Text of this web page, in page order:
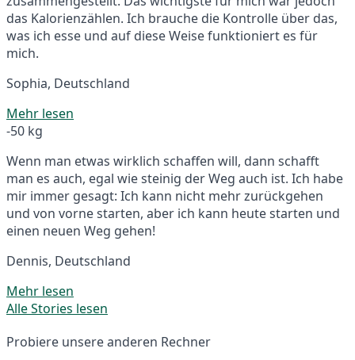
das Kalorienzählen. Ich brauche die Kontrolle über das,
was ich esse und auf diese Weise funktioniert es für
mich.
Sophia, Deutschland
Mehr lesen
-50 kg
Wenn man etwas wirklich schaffen will, dann schafft
man es auch, egal wie steinig der Weg auch ist. Ich habe
mir immer gesagt: Ich kann nicht mehr zurückgehen
und von vorne starten, aber ich kann heute starten und
einen neuen Weg gehen!
Dennis, Deutschland
Mehr lesen
Alle Stories lesen
Probiere unsere anderen Rechner